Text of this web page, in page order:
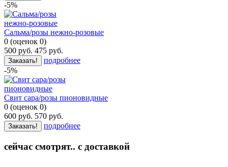
-5%
Сальма/розы нежно-розовые
0 (оценок 0)
500 руб. 475 руб.
Заказать!
подробнее
-5%
Свит сара/розы пионовидные
0 (оценок 0)
600 руб. 570 руб.
Заказать! подробнее
сейчас смотрят.. с доставкой